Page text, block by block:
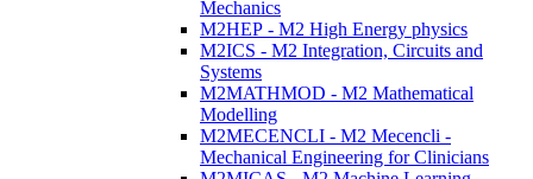
Mechanics
M2HEP - M2 High Energy physics
M2ICS - M2 Integration, Circuits and
Systems
M2MATHMOD - M2 Mathematical
Modelling
M2MECENCLI - M2 Mecencli -
Mechanical Engineering for Clinicians